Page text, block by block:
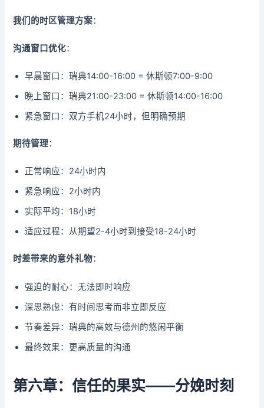
我们的时区管理方案：
沟通窗口优化：
早晨窗口：瑞典14:00-16:00 = 休斯顿7:00-9:00
晚上窗口：瑞典21:00-23:00 = 休斯顿14:00-16:00
紧急窗口：双方手机24小时，但明确预期
期待管理：
正常响应：24小时内
紧急响应：2小时内
实际平均：18小时
适应过程：从期望2-4小时到接受18-24小时
时差带来的意外礼物：
强迫的耐心：无法即时响应
深思熟虑：有时间思考而非立即反应
节奏差异：瑞典的高效与德州的悠闲平衡
最终效果：更高质量的沟通
第六章：信任的果实——分娩时刻